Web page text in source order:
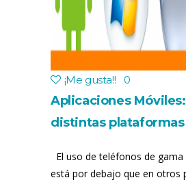
¡Me gusta!! 0
Aplicaciones
distintas
El uso de teléfonos de gama
está por debajo que en otros